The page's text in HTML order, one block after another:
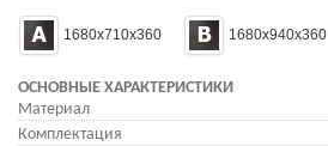
1680x710x360 1680x940x360
ОСНОВНЫЕ ХАРАКТЕРИСТИКИ
Материал
Комплектация